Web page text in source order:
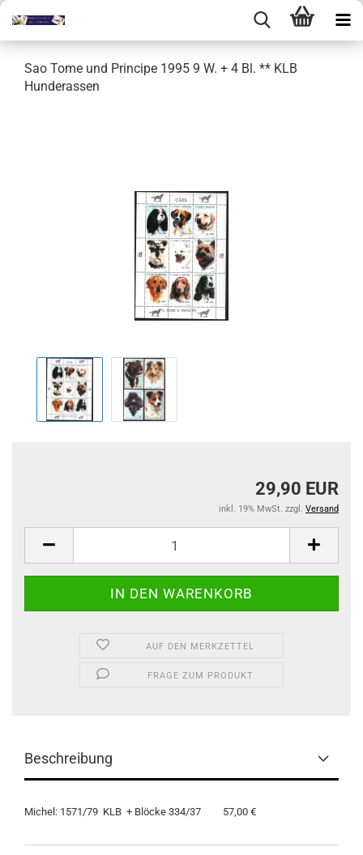
Sao Tome und Principe 1995 9 W. + 4 Bl. ** KLB
Hunderassen
29,90 EUR
inkl. 19% MwSt. zzgl. Versand
AUF DEN MERKZETTEL
FRAGE ZUM PRODUKT
Beschreibung
Michel: 1571/79 KLB + Blöcke 334/37 57,00 €